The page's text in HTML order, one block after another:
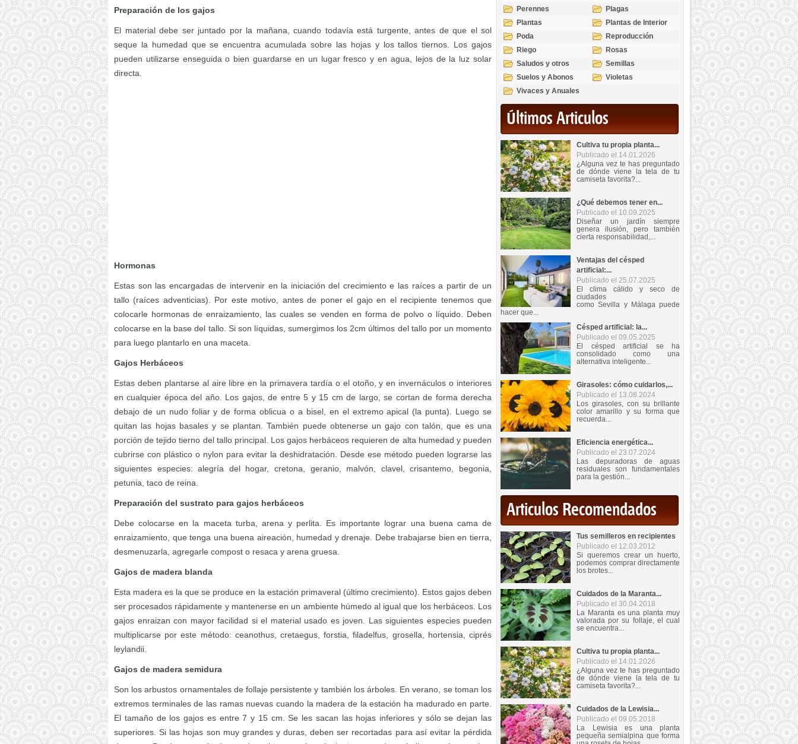
Preparación de los gajos
El material debe ser juntado por la mañana, cuando todavía está turgente, antes de que el sol
seque la humedad que se encuentra acumulada sobre las hojas y los tallos tiernos. Los gajos
pueden utilizarse enseguida o bien guardarse en un lugar fresco y en agua, lejos de la luz solar
directa.
Hormonas
Estas son las encargadas de intervenir en la iniciación del crecimiento e las raíces a partir de un
tallo (raíces adventicias). Por este motivo, antes de poner el gajo en el recipiente tenemos que
colocarle hormonas de enraizamiento, las cuales se venden en forma de polvo o líquido. Deben
colocarse en la base del tallo. Si son líquidas, sumergimos los 2cm últimos del tallo por un momento
para luego plantarlo en una maceta.
Gajos Herbáceos
Estas deben plantarse al aire libre en la primavera tardía o el otoño, y en invernáculos o interiores
en cualquier época del año. Los gajos, de entre 5 y 15 cm de largo, se cortan de forma derecha
debajo de un nudo foliar y de forma oblicua o a bisel, en el extremo apical (la punta). Luego se
quitan las hojas basales y se plantan. También puede obtenerse un gajo con talón, que es una
porción de tejido tierno del tallo principal. Los gajos herbáceos requieren de alta humedad y pueden
cubrirse con plástico o nylon para evitar la deshidratación. Desde ese método pueden lograrse las
siguientes especies: alegría del hogar, cretona, geranio, malvón, clavel, crisantemo, begonia,
petunia, taco de reina.
Preparación del sustrato para gajos herbáceos
Debe colocarse en la maceta turba, arena y perlita. Es importante lograr una buena cama de
enraizamiento, que tenga una buena aireación, humedad y drenaje. Debe trabajarse bien en tierra,
desmenuzarla, agregarle compost o resaca y arena gruesa.
Gajos de madera blanda
Esta madera es la que se produce en la estación primaveral (último crecimiento). Estos gajos deben
ser procesados rápidamente y mantenerse en un ambiente húmedo al igual que los herbáceos. Los
gajos enraizan con mayor facilidad si el material usado es joven. Las siguientes especies pueden
multiplicarse por este método: ceanothus, cretaegus, forstia, filadelfus, grosella, hortensia, ciprés
leylandii.
Gajos de madera semidura
Son los arbustos ornamentales de follaje persistente y también los árboles. En verano, se toman los
extremos terminales de las ramas nuevas cuando la madera de la estación ha madurado en parte.
El tamaño de los gajos es entre 7 y 15 cm. Se les sacan las hojas inferiores y sólo se dejan las
superiores. Si las hojas son muy grandes y duras, deben ser recortadas para así evitar la pérdida
Estanque
Perennes
Plagas
Plantas
Plantas de Interior
Poda
Reproducción
Riego
Rosas
Saludos y otros
temas
Semillas
Suelos y Abonos
Violetas
Vivaces y Anuales
Últimos Articulos
Cultiva tu propia planta...
Publicado el 14.01.2026
¿Alguna vez te has preguntado
de dónde viene la tela de tu
camiseta favorita?...
¿Qué debemos tener en...
Publicado el 10.09.2025
Diseñar un jardín siempre
genera ilusión, pero también
cierta responsabilidad,...
Ventajas del césped
artificial:...
Publicado el 25.07.2025
El clima cálido y seco de
ciudades
como Sevilla y Málaga puede
hacer que...
Césped artificial: la...
Publicado el 09.05.2025
El césped artificial se ha
consolidado como una
alternativa inteligente...
Girasoles: cómo cuidarlos,...
Publicado el 13.08.2024
Los girasoles, con su brillante
color amarillo y su forma que
recuerda...
Eficiencia energética...
Publicado el 23.07.2024
Las depuradoras de aguas
residuales son fundamentales
para la gestión...
Articulos Recomendados
Tus semilleros en recipientes
Publicado el 12.03.2012
Si queremos crear un huerto,
podemos comprar directamente
los brotes...
Cuidados de la Maranta...
Publicado el 30.04.2018
La Maranta es una planta muy
valorada por su follaje, el cual
se encuentra...
Cultiva tu propia planta...
Publicado el 14.01.2026
¿Alguna vez te has preguntado
de dónde viene la tela de tu
camiseta favorita?...
Cuidados de la Lewisia...
Publicado el 09.05.2018
La Lewisia es una planta
pequeña semialpina que forma